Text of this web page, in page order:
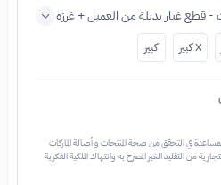
- قطع غيار بديلة من العميل + غرزة
X كبير كبير
في التحقق من صحة المنتجات و أصالة الماركات
من التقليد الغير المصرح به وانتهاك الملكية الفكرية